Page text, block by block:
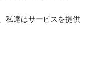
私達はサービスを提供